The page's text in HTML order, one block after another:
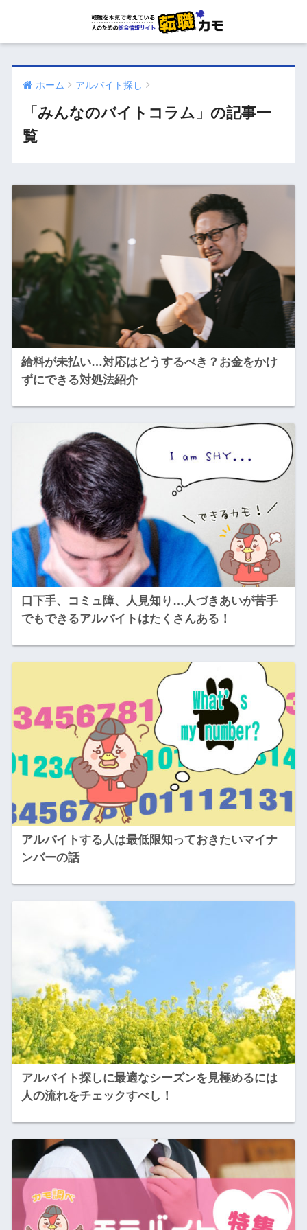
ホーム アルバイト探し
「みんなのバイトコラム」の記事一
覧
給料が未払い…対応はどうするべき？お金をかけ
ずにできる対処法紹介
口下手、コミュ障、人見知り…人づきあいが苦手
でもできるアルバイトはたくさんある！
アルバイトする人は最低限知っておきたいマイナ
ンバーの話
アルバイト探しに最適なシーズンを見極めるには
人の流れをチェックすべし！